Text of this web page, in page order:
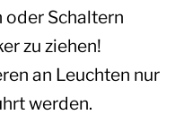
oder Schaltern
zu ziehen!
an Leuchten nur
werden.